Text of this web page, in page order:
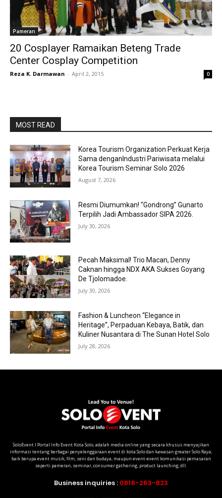
Pameran
20 Cosplayer Ramaikan Beteng Trade
Center Cosplay Competition
Reza K. Darmawan - April 2, 2015 0
MOST READ
Korea Tourism Organization Perkuat Kerja
Sama denganIndustri Pariwisata melalui
Korea Tourism Seminar Solo 2026
August 7, 2026
Resmi Diumumkan! “Gondrong” Gunarto
Terpilih Jadi Ambassador SIPA 2026.
July 30, 2026
Pecah Maksimal! Trio Macan, Denny
Caknan hingga NDX AKA Sukses Goyang
De Tjolomadoe.
July 30, 2026
Fashion & Luncheon “Elegance in
Heritage”, Perpaduan Kebaya, Batik, dan
Kuliner Nusantara di The Sunan Hotel Solo
July 28, 2026
SoloEvent I Portal Info Event Kota Solo, adalah media online yang secara khusus menyajikan
informasi tentang berbagai penyelenggaraan event di kota Solo dan kawasan greater Solo Raya;
baik berupa event musik, film, seni dan budaya, maupun event-event komunikasi pemasaran
seperti pameran, seminar, consumer gathering, product launching, dll.
Business inquiries : 0818-263-823